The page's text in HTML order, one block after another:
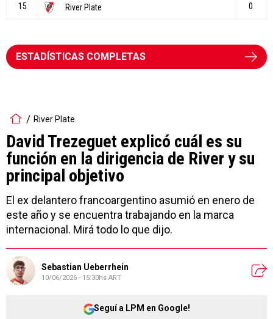
ESTADÍSTICAS COMPLETAS
River Plate
David Trezeguet explicó cuál es su
función en la dirigencia de River y su
principal objetivo
El ex delantero francoargentino asumió en enero de
este año y se encuentra trabajando en la marca
internacional. Mirá todo lo que dijo.
Sebastian Ueberrhein
10/06/2026 - 15:30hs ART
Seguí a LPM en Google!